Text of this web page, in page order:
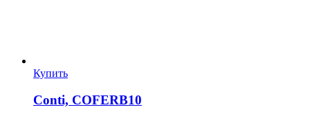
Купить
Conti, COFERB10